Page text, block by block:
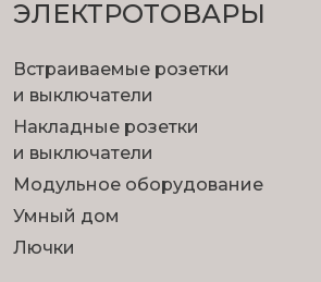
ЭЛЕКТРОТОВАРЫ
Встраиваемые розетки
и выключатели
Накладные розетки
и выключатели
Модульное оборудование
Умный дом
Лючки